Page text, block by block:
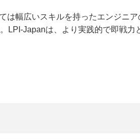
は幅広いスキルを持ったエンジニア
LPI-Japanは、より実践的で即戦力